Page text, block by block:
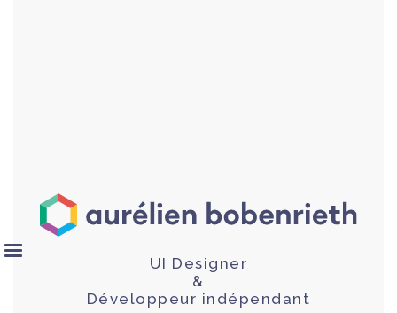
UI Designer
&
Développeur indépendant